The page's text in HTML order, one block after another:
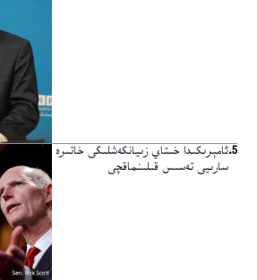
5
.ئامېرىكىدا خىتاي زىيانكەشلىكى خاتىرە
سارىيى تەسىس قىلىنماقچى